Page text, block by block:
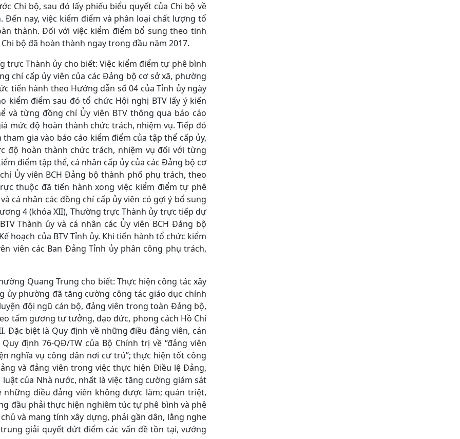
Chi bộ, sau đó lấy phiếu biểu quyết của Chi bộ về
nay, việc kiểm điểm và phân loại chất lượng tổ
thành. Đối với việc kiểm điểm bổ sung theo tinh
bộ đã hoàn thành ngay trong đầu năm 2017.
trực Thành ủy cho biết: Việc kiểm điểm tự phê bình
chí cấp ủy viên của các Đảng bộ cơ sở xã, phường
tiến hành theo Hướng dẫn số 04 của Tỉnh ủy ngày
kiểm điểm sau đó tổ chức Hội nghị BTV lấy ý kiến
và từng đồng chí Ủy viên BTV thông qua báo cáo
mức độ hoàn thành chức trách, nhiệm vụ. Tiếp đó
gia vào báo cáo kiểm điểm của tập thể cấp ủy,
độ hoàn thành chức trách, nhiệm vụ đối với từng
điểm tập thể, cá nhân cấp ủy của các Đảng bộ cơ
Ủy viên BCH Đảng bộ thành phố phụ trách, theo
thuộc đã tiến hành xong việc kiểm điểm tự phê
cá nhân các đồng chí cấp ủy viên có gợi ý bổ sung
4 (khóa XII), Thường trực Thành ủy trực tiếp dự
Thành ủy và cá nhân các Ủy viên BCH Đảng bộ
hoạch của BTV Tỉnh ủy. Khi tiến hành tổ chức kiểm
viên các Ban Đảng Tỉnh ủy phân công phụ trách,
Quang Trung cho biết: Thực hiện công tác xây
ủy phường đã tăng cường công tác giáo dục chính
đội ngũ cán bộ, đảng viên trong toàn Đảng bộ,
tấm gương tư tưởng, đạo đức, phong cách Hồ Chí
Đặc biệt là Quy định về những điều đảng viên, cán
định 76-QĐ/TW của Bộ Chính trị về “đảng viên
nghĩa vụ công dân nơi cư trú”; thực hiện tốt công
và đảng viên trong việc thực hiện Điều lệ Đảng,
của Nhà nước, nhất là việc tăng cường giám sát
điều đảng viên không được làm; quán triệt,
đầu phải thực hiện nghiêm túc tự phê bình và phê
và mang tính xây dựng, phải gần dân, lắng nghe
giải quyết dứt điểm các vấn đề tồn tại, vướng